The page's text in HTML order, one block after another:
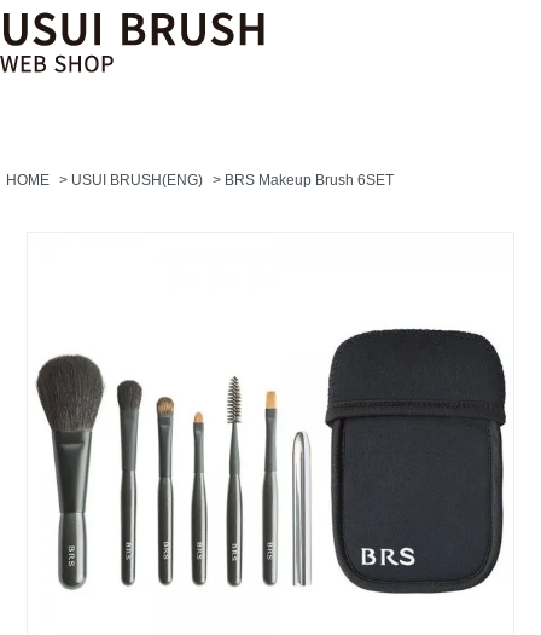
HOME > USUI BRUSH(ENG) > BRS Makeup Brush 6SET